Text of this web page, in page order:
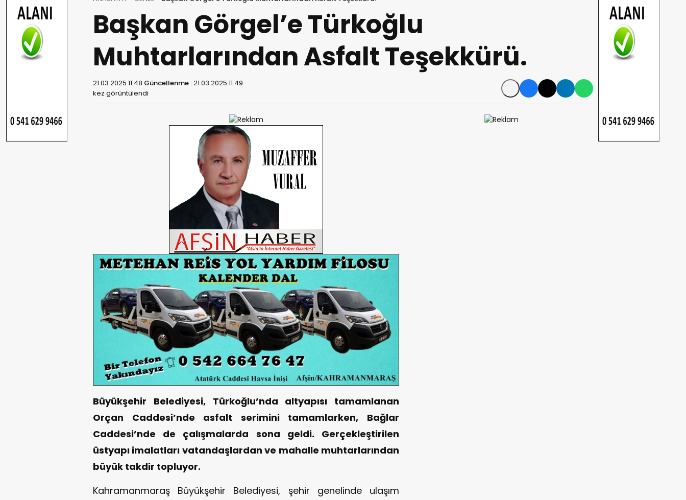
Başkan Görgel’e Türkoğlu
Muhtarlarından Asfalt Teşekkürü.
21.03.2025 11:48 Güncellenme :21.03.2025 11:49
kez görüntülendi
Büyükşehir Belediyesi, Türkoğlu’nda altyapısı tamamlanan
Orçan Caddesi’nde asfalt serimini tamamlarken, Bağlar
Caddesi’nde de çalışmalarda sona geldi. Gerçekleştirilen
üstyapı imalatları vatandaşlardan ve mahalle muhtarlarından
büyük takdir topluyor.
Kahramanmaraş Büyükşehir Belediyesi, şehir genelinde ulaşım